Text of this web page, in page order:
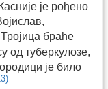
је рођено
Тројица браће
од туберкулозе,
је било